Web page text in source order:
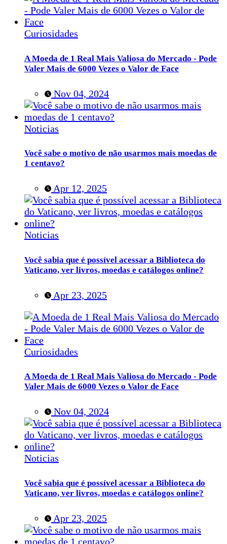
Curiosidades
A Moeda de 1 Real Mais Valiosa do Mercado - Pode
Valer Mais de 6000 Vezes o Valor de Face
Nov 04, 2024
Noticias
Você sabe o motivo de não usarmos mais moedas de
1 centavo?
Apr 12, 2025
Noticias
Você sabia que é possível acessar a Biblioteca do
Vaticano, ver livros, moedas e catálogos online?
Apr 23, 2025
Curiosidades
A Moeda de 1 Real Mais Valiosa do Mercado - Pode
Valer Mais de 6000 Vezes o Valor de Face
Nov 04, 2024
Noticias
Você sabia que é possível acessar a Biblioteca do
Vaticano, ver livros, moedas e catálogos online?
Apr 23, 2025